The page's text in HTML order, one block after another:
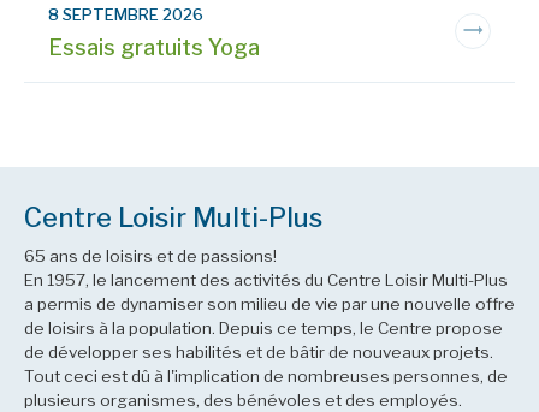
8 SEPTEMBRE 2026
Essais gratuits Yoga
Centre Loisir Multi-Plus
65 ans de loisirs et de passions!
En 1957, le lancement des activités du Centre Loisir Multi-Plus
a permis de dynamiser son milieu de vie par une nouvelle offre
de loisirs à la population. Depuis ce temps, le Centre propose
de développer ses habilités et de bâtir de nouveaux projets.
Tout ceci est dû à l'implication de nombreuses personnes, de
plusieurs organismes, des bénévoles et des employés.